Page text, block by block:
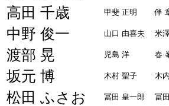
高田 千歳 甲斐 正明 伴
中野 俊一 山口 由喜夫 米
渡部 晃 児島 洋 春
坂元 博 木村 聖子 木
松田 ふさお 冨田 皇一郎 冨